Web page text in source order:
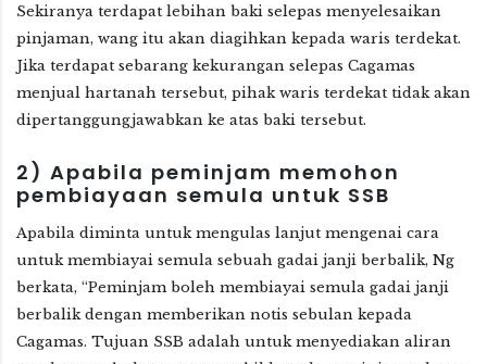
Sekiranya terdapat lebihan baki selepas menyelesaikan
pinjaman, wang itu akan diagihkan kepada waris terdekat.
Jika terdapat sebarang kekurangan selepas Cagamas
menjual hartanah tersebut, pihak waris terdekat tidak akan
dipertanggungjawabkan ke atas baki tersebut.
2) Apabila peminjam memohon
pembiayaan semula untuk SSB
Apabila diminta untuk mengulas lanjut mengenai cara
untuk membiayai semula sebuah gadai janji berbalik, Ng
berkata, “Peminjam boleh membiayai semula gadai janji
berbalik dengan memberikan notis sebulan kepada
Cagamas. Tujuan SSB adalah untuk menyediakan aliran